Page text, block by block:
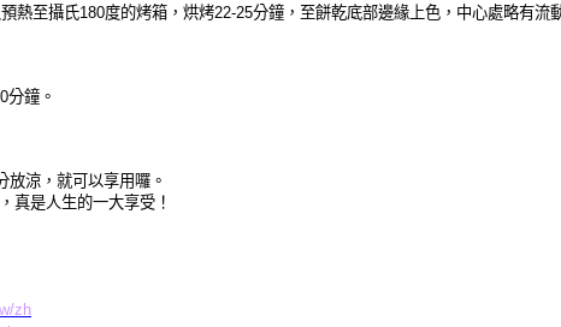
預熱至攝氏180度的烤箱，烘烤22-25分鐘，至餅乾底部邊緣上色，中心處略有流
分鐘。
放涼，就可以享用囉。
真是人生的一大享受！
zh